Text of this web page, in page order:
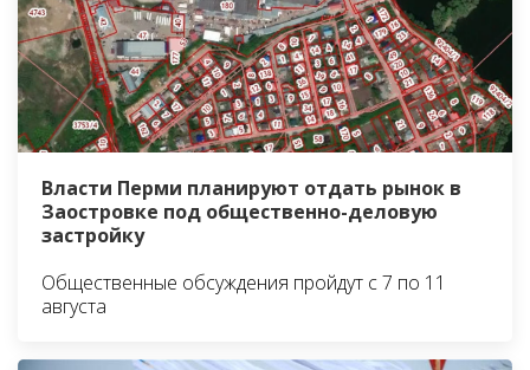
Власти Перми планируют отдать рынок в
Заостровке под общественно-деловую
застройку
Общественные обсуждения пройдут с 7 по 11
августа